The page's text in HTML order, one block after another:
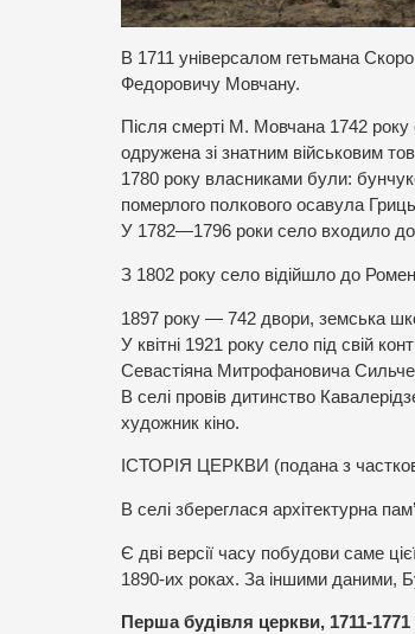
В 1711 універсалом гетьмана
Федоровичу Мовчану.
Після смерті М. Мовчана 1742
одружена зі знатним військовим
1780 року власниками були:
померлого полкового осавула
У 1782—1796 роки село входило до
З 1802 року село відійшло до
1897 року — 742 двори, земська
У квітні 1921 року село під свій
Севастіяна Митрофановича
В селі провів дитинство
художник кіно.
ІСТОРІЯ ЦЕРКВИ (подана з
В селі збереглася архітектурна
Є дві версії часу побудови саме
1890-их роках. За іншими даними,
Перша будівля церкви, 1711-1771